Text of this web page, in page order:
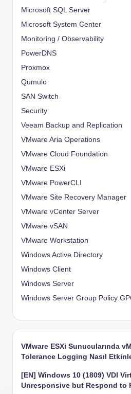
Microsoft SQL Server
Microsoft System Center
Monitoring / Observability
PowerDNS
Proxmox
Qumulo
SAN Switch
Security
Veeam Backup and Replication
VMware Aria Operations
VMware Cloud Foundation
VMware ESXi
VMware PowerCLI
VMware Site Recovery Manager
VMware vCenter Server
VMware vSAN
VMware Workstation
Windows Active Directory
Windows Client
Windows Server
Windows Server Group Policy
VMware ESXi Sunucularında
Tolerance Logging Nasıl
[EN] Windows 10 (1809) VDI
Unresponsive but Respond to